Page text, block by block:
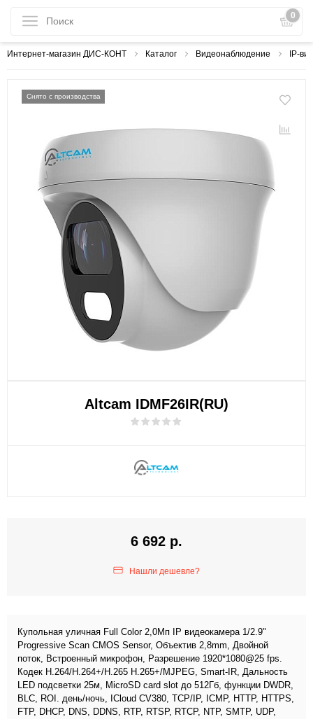
0
Интернет-магазин ДИС-КОНТ Каталог Видеонаблюдение IP-
Снято с производства
Altcam IDMF26IR(RU)
6 692 р.
Нашли дешевле?
Купольная уличная Full Color 2,0Мп IP видеокамера 1/2.9"
Progressive Scan CMOS Sensor, Объектив 2,8mm, Двойной
поток, Встроенный микрофон, Разрешение 1920*1080@25 fps.
Кодек H.264/H.264+/H.265 H.265+/MJPEG, Smart-IR, Дальность
LED подсветки 25м, MicroSD card slot до 512Гб, функции DWDR,
BLC, ROI. день/ночь, ICloud CV380, TCP/IP, ICMP, HTTP, HTTPS,
FTP, DHCP, DNS, DDNS, RTP, RTSP, RTCP, NTP, SMTP, UDP,